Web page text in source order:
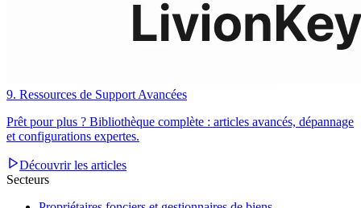
9. Ressources de Support Avancées
Prêt pour plus ? Bibliothèque complète : articles avancés, dépannage
et configurations expertes.
Découvrir les articles
Secteurs